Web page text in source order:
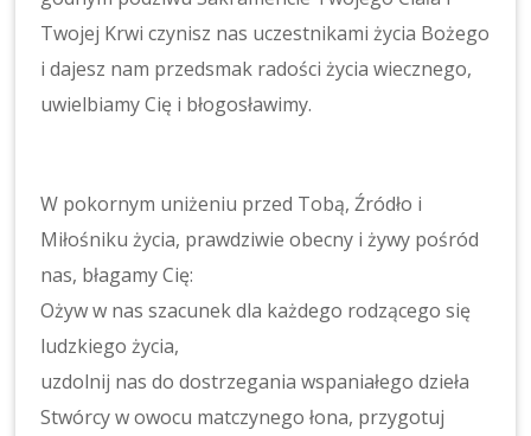
Twojej Krwi czynisz nas uczestnikami życia Bożego
i dajesz nam przedsmak radości życia wiecznego,
uwielbiamy Cię i błogosławimy.
W pokornym uniżeniu przed Tobą, Źródło i
Miłośniku życia, prawdziwie obecny i żywy pośród
nas, błagamy Cię:
Ożyw w nas szacunek dla każdego rodzącego się
ludzkiego życia,
uzdolnij nas do dostrzegania wspaniałego dzieła
Stwórcy w owocu matczynego łona, przygotuj